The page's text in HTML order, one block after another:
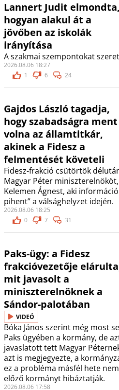
Lannert Judit elmondta,
hogyan alakul át a
jövőben az iskolák
irányítása
A szakmai szempontokat
2026.08.06 18:27
1
6 24
Gajdos László tagadja,
hogy szabadságra ment
volna az államtitkár,
akinek a Fidesz a
felmentését követeli
Fidesz-frakció csütörtök
Magyar Péter
Kelemen Ágnest, aki
pihent” a válsághelyzet idején.
2026.08.06 18:25
0
7 31
Paks-ügy: a Fidesz
frakcióvezetője
mit javasolt a
miniszterelnöknek a
Sándor-palotában
VIDEÓ
Bóka János szerint még most
Paks ügyében a kormány, de
javaslatott tett Magyar
azt is megjegyezte, a
ez a probléma másfél hete
előző kormányt hibáztatják.
2026.08.06 17:58